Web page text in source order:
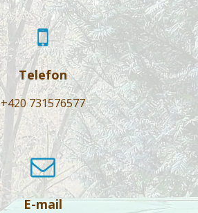
Telefon
+420 731576577
E-mail